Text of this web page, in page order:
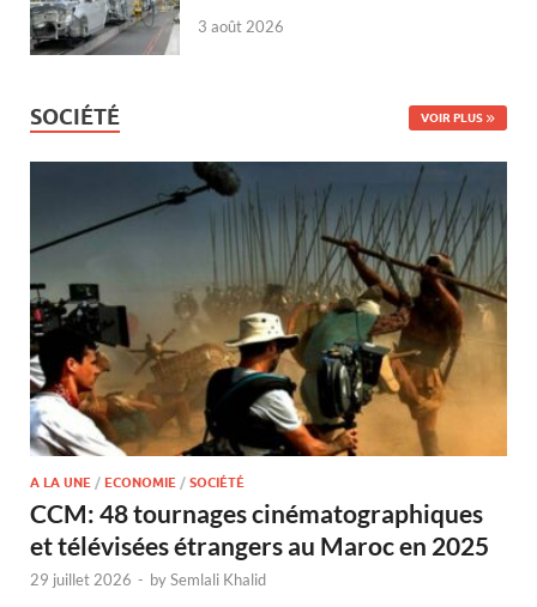
3 août 2026
SOCIÉTÉ VOIR PLUS
A LA UNE / ECONOMIE / SOCIÉTÉ
CCM: 48 tournages cinématographiques
et télévisées étrangers au Maroc en 2025
29 juillet 2026 - bySemlali Khalid